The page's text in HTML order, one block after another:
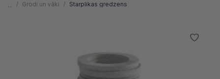
Grodi un vāki Starplikas gredzens